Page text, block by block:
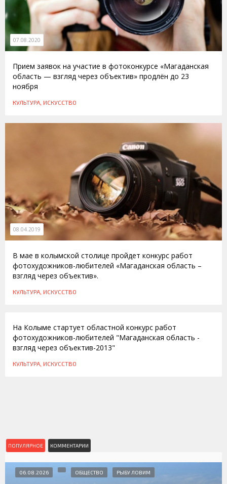
07.08.2020
Прием заявок на участие в фотоконкурсе «Магаданская
область — взгляд через объектив» продлён до 23
ноября
КУЛЬТУРА, ИСКУССТВО
08.04.2019
В мае в колымской столице пройдет конкурс работ
фотохудожников-любителей «Магаданская область –
взгляд через объектив».
КУЛЬТУРА, ИСКУССТВО
На Колыме стартует областной конкурс работ
фотохудожников-любителей "Магаданская область -
взгляд через объектив-2013"
КУЛЬТУРА, ИСКУССТВО
ПОПУЛЯРНОЕ КОММЕНТАРИИ
06.08.2026 ОБЩЕСТВО РЫБУ ЛОВИМ